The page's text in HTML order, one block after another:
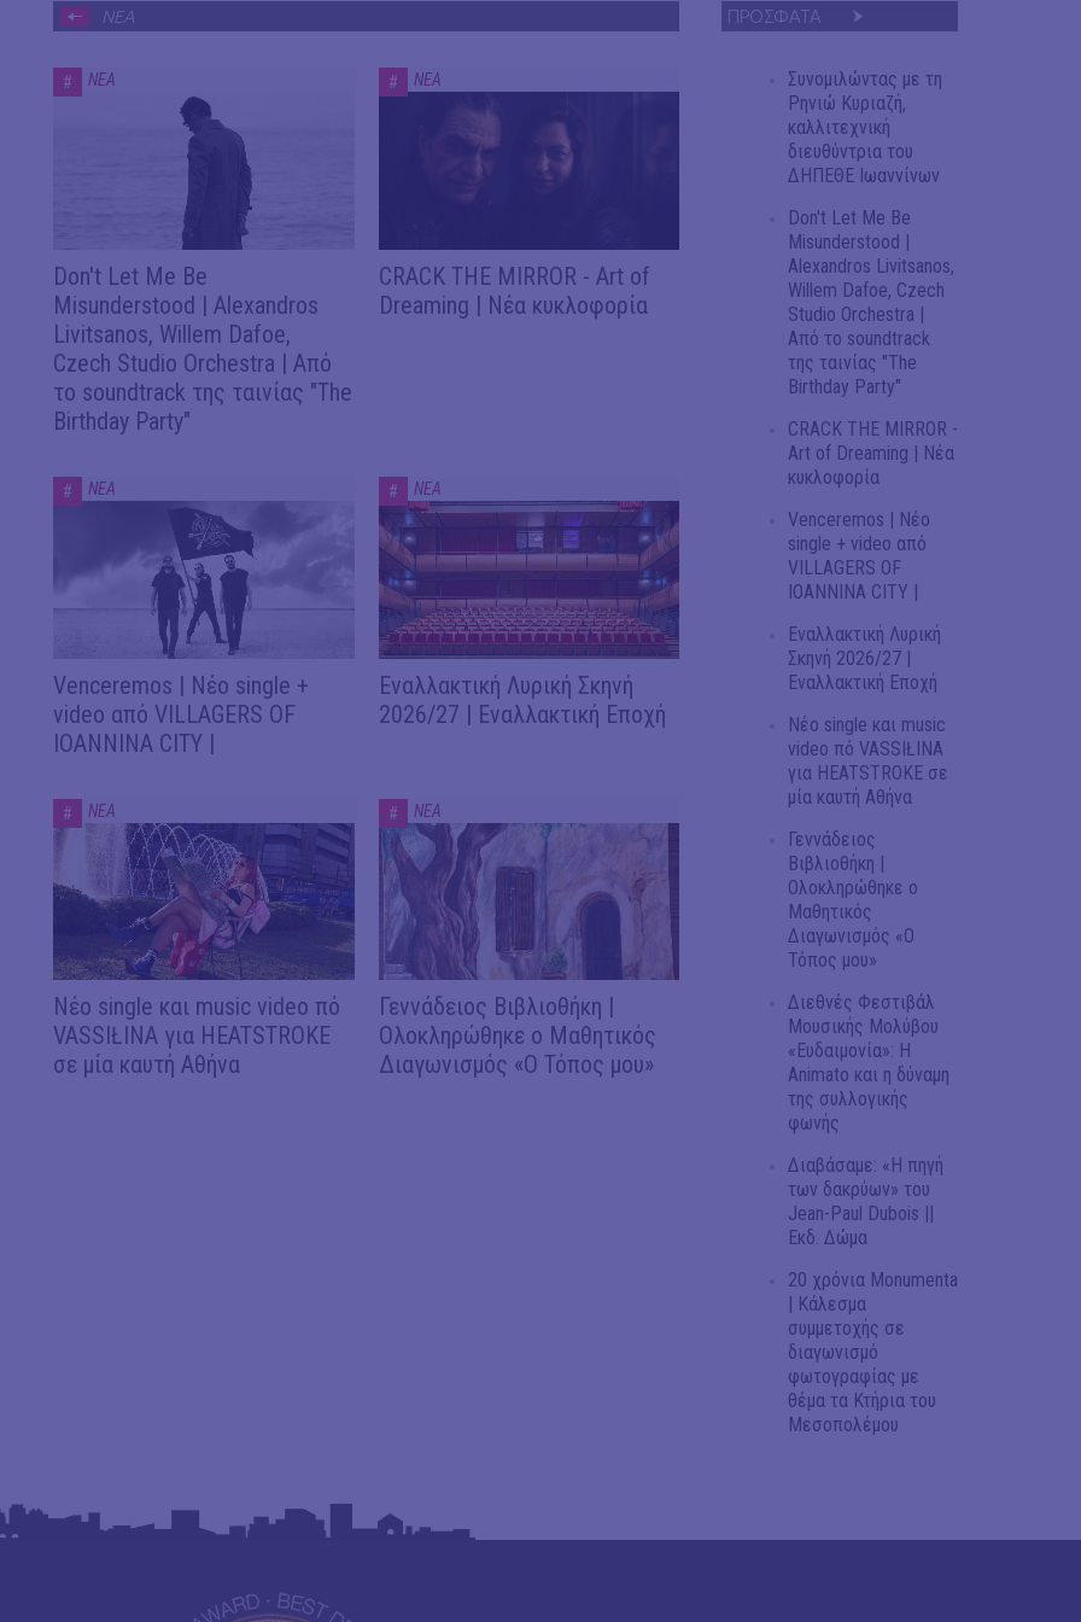
ΝΕΑ
# ΝΕΑ
Don't Let Me Be
Misunderstood | Alexandros
Livitsanos, Willem Dafoe,
Czech Studio Orchestra | Από
το soundtrack της ταινίας "The
Birthday Party"
# ΝΕΑ
CRACK THE MIRROR - Art of
Dreaming | Νέα κυκλοφορία
# ΝΕΑ
Venceremos | Νέο single +
video από VILLAGERS OF
IOANNINA CITY |
# ΝΕΑ
Εναλλακτική Λυρική Σκηνή
2026/27 | Εναλλακτική Εποχή
# ΝΕΑ
Νέο single και music video πό
VASSIŁINA για HEATSTROKE
σε μία καυτή Αθήνα
# ΝΕΑ
Γεννάδειος Βιβλιοθήκη |
Ολοκληρώθηκε ο Μαθητικός
Διαγωνισμός «Ο Τόπος μου»
ΠΡΟΣΦΑΤΑ
Συνομιλώντας με τη
Ρηνιώ Κυριαζή,
καλλιτεχνική
διευθύντρια του
ΔΗΠΕΘΕ Ιωαννίνων
Don't Let Me Be
Misunderstood |
Alexandros Livitsanos,
Willem Dafoe, Czech
Studio Orchestra |
Από το soundtrack
της ταινίας "The
Birthday Party"
CRACK THE MIRROR -
Art of Dreaming | Νέα
κυκλοφορία
Venceremos | Νέο
single + video από
VILLAGERS OF
IOANNINA CITY |
Εναλλακτική Λυρική
Σκηνή 2026/27 |
Εναλλακτική Εποχή
Νέο single και music
video πό VASSIŁINA
για HEATSTROKE σε
μία καυτή Αθήνα
Γεννάδειος
Βιβλιοθήκη |
Ολοκληρώθηκε ο
Μαθητικός
Διαγωνισμός «Ο
Τόπος μου»
Διεθνές Φεστιβάλ
Μουσικής Μολύβου
«Ευδαιμονία»: Η
Animato και η δύναμη
της συλλογικής
φωνής
Διαβάσαμε: «Η πηγή
των δακρύων» του
Jean-Paul Dubois ||
Εκδ. Δώμα
20 χρόνια Monumenta
| Κάλεσμα
συμμετοχής σε
διαγωνισμό
φωτογραφίας με
θέμα τα Κτήρια του
Μεσοπολέμου